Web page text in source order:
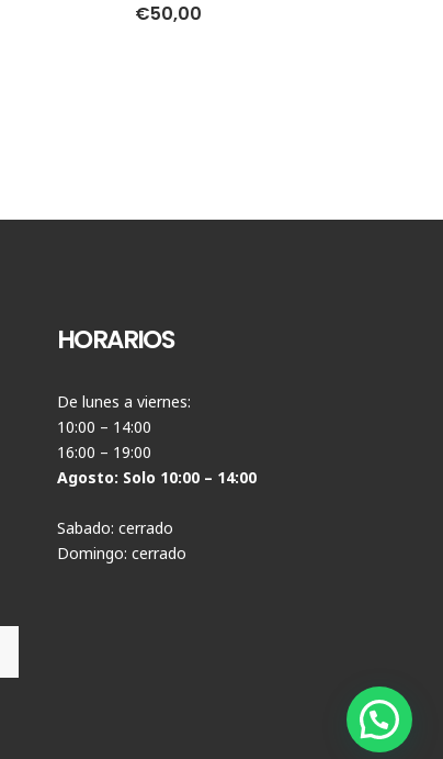
€50,00
HORARIOS
De lunes a viernes:
10:00 – 14:00
16:00 – 19:00
Agosto: Solo 10:00 – 14:00
Sabado: cerrado
Domingo: cerrado